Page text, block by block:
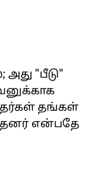
"பீடு"
தங்கள்
என்பதே